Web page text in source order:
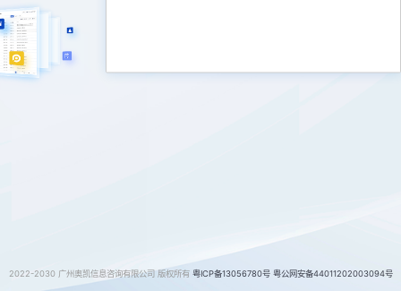
2022-2030 广州奥凯信息咨询有限公司 版权所有 粤ICP备13056780号 粤公网安备44011202003094号